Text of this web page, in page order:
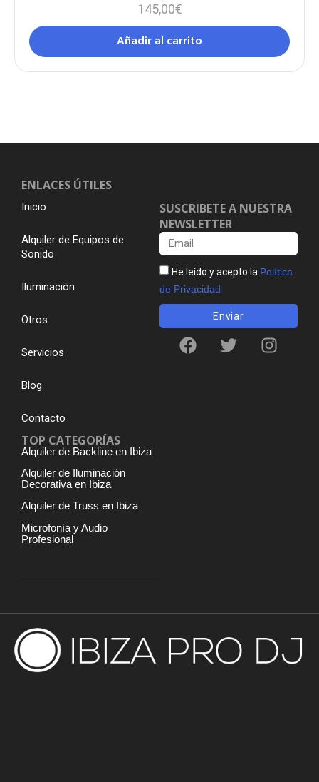
145,00€
Añadir al carrito
ENLACES ÚTILES
Inicio
Alquiler de Equipos de
Sonido
Iluminación
Otros
Servicios
Blog
Contacto
TOP CATEGORÍAS
Alquiler de Backline en Ibiza
Alquiler de Iluminación
Decorativa en Ibiza
Alquiler de Truss en Ibiza
Microfonía y Audio
Profesional
SUSCRIBETE A NUESTRA
NEWSLETTER
He leído y acepto la Política
de Privacidad
Enviar